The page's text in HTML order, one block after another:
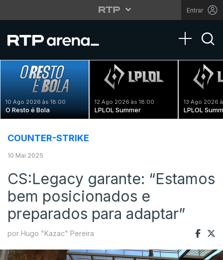
Entrar
Toggle
10 Ago 2026 às 18:00
O Resto é Bola
12 Ago 2026 às 18:00
LPLOL Summer
13 Ago 2026
LPLOL
COUNTER-STRIKE
10 Mai 2025
CS:Legacy garante: “Estamos
bem posicionados e
preparados para adaptar”
por Hugo "Kazac" Pereira